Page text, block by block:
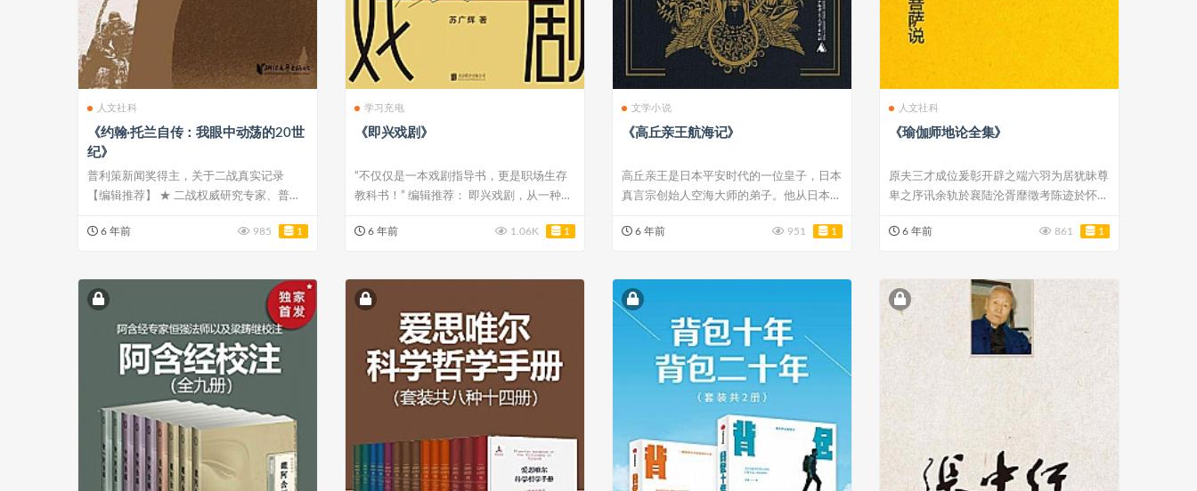
人文社科
《约翰·托兰自传：我眼中动荡的20世
纪》
普利策新闻奖得主，关于二战真实记录
【编辑推荐】 ★ 二战权威研究专家、普利
6 年前 985 1
学习充电
《即兴戏剧》
“不仅仅是一本戏剧指导书，更是职场生存
教科书！” 编辑推荐： 即兴戏剧，从一种表
6 年前 1.06K 1
文学小说
《高丘亲王航海记》
高丘亲王是日本平安时代的一位皇子，日本
真言宗创始人空海大师的弟子。他从日本出
6 年前 951 1
人文社科
《瑜伽师地论全集》
原夫三才成位爰彰开辟之端六羽为居犹昧尊
卑之序讯余轨於襄陆沦胥靡徵考陈迹於怀英
6 年前 861 1